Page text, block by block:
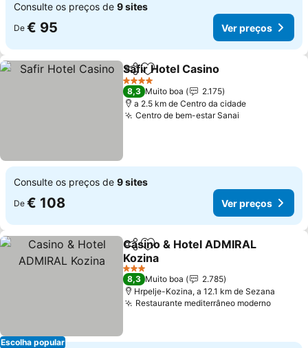
Consulte os preços de 9 sites
De € 95 Ver preços
PartilharAdicionar aos favoritos
Safir Hotel Casino
4 Estrelas
8,3 Muito boa
2.175
a 2.5 km de Centro da cidade
Centro de bem-estar Sanai
Consulte os preços de 9 sites
De € 108 Ver preços
Escolha popular
PartilharAdicionar aos favoritos
Casino & Hotel ADMIRAL
Kozina
3 Estrelas
8,3 Muito boa
2.785
Hrpelje-Kozina, a 12.1 km de Sezana
Restaurante mediterrâneo moderno